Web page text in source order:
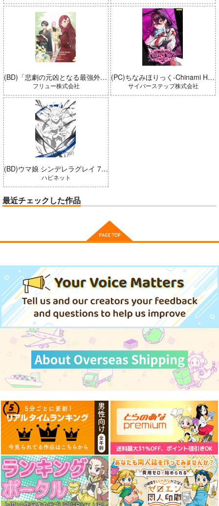
(BD)「悲劇の元凶となる最強外道ラスボス女王は民の為に尽くします。 Season2」BD-BOX 上巻
フリュー株式会社
(BD)ウマ娘 シンデレラグレイ 7 豪華版 (とらのあな限定版)
ハピネット
(PC)ちなみほりっく-Chinami Holic 特典付き 限定ボックス
サイバーステップ株式会社
最近チェックした作品